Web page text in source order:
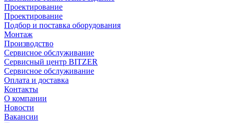
Проектирование
Проектирование
Подбор и поставка оборудования
Монтаж
Производство
Сервисное обслуживание
Сервисный центр BITZER
Сервисное обслуживание
Оплата и доставка
Контакты
О компании
Новости
Вакансии